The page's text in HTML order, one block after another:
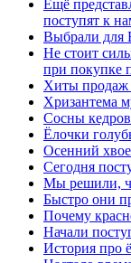
Ещё
поступят к
Выбрали для
Не стоит
при покупке
Хиты продаж
Хризантема
Сосны
Ёлочки
Осенний
Сегодня
Мы решили,
Быстро они
Почему
Начали
История про